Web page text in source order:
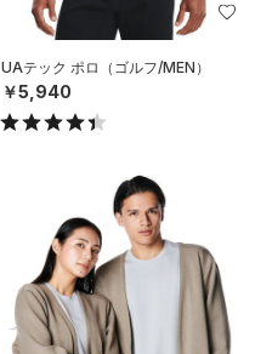
UAテック ポロ（ゴルフ/MEN）
￥5,940